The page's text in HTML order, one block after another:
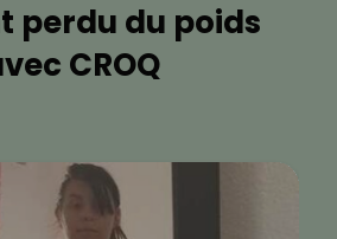
perdu du poids
CROQ